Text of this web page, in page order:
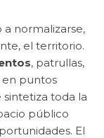
normalizarse,
el territorio.
, patrullas,
en puntos
toda la
público
El